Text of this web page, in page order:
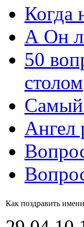
Когда
А Он
50
столом
Самый
Ангел
Как поздравить